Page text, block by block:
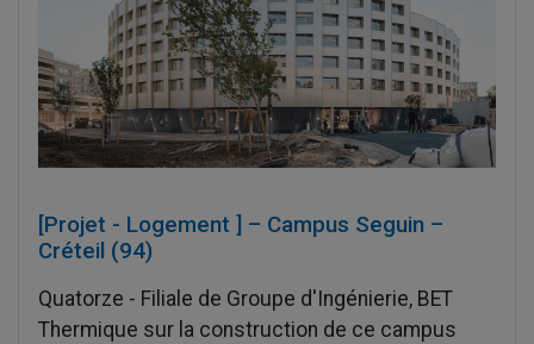
[Projet - Logement ] – Campus Seguin –
Créteil (94)
Quatorze - Filiale de Groupe d'Ingénierie, BET
Thermique sur la construction de ce campus